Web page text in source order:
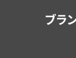
ブラ